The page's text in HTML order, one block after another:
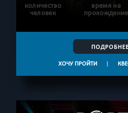
количество
человек
время на
прохождение
ПОДРОБНЕЕ
ХОЧУ ПРОЙТИ |